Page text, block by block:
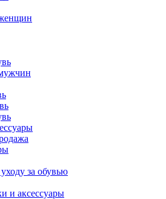
за обувью
и аксессуары